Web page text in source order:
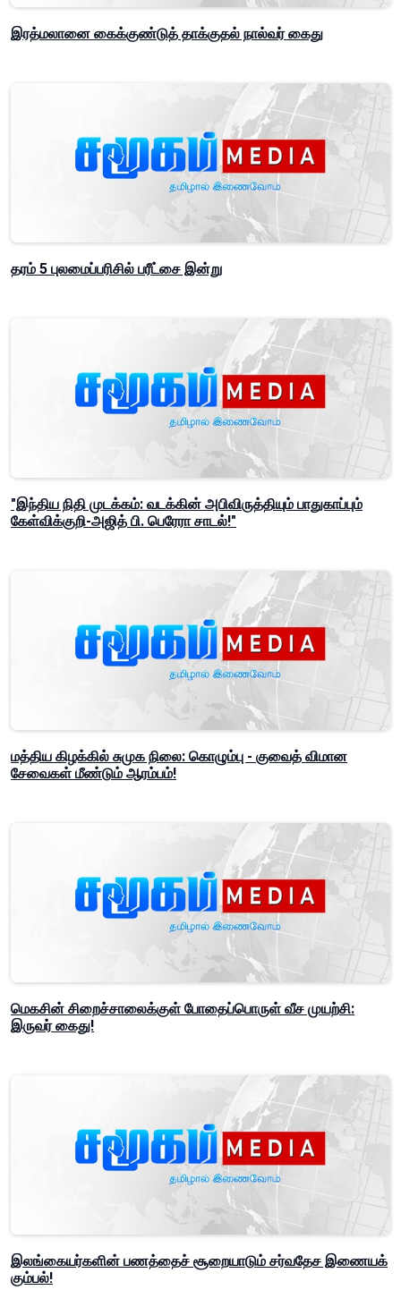
இரத்மலானை கைக்குண்டுத் தாக்குதல் நால்வர் கைது
தரம் 5 புலமைப்பரிசில் பரீட்சை இன்று
"இந்திய நிதி முடக்கம்: வடக்கின் அபிவிருத்தியும் பாதுகாப்பும்
கேள்விக்குறி-அஜித் பி. பெரேரா சாடல்!"
மத்திய கிழக்கில் சுமுக நிலை: கொழும்பு - குவைத் விமான
சேவைகள் மீண்டும் ஆரம்பம்!
மெகசின் சிறைச்சாலைக்குள் போதைப்பொருள் வீச முயற்சி:
இருவர் கைது!
இலங்கையர்களின் பணத்தைச் சூறையாடும் சர்வதேச இணையக்
கும்பல்!